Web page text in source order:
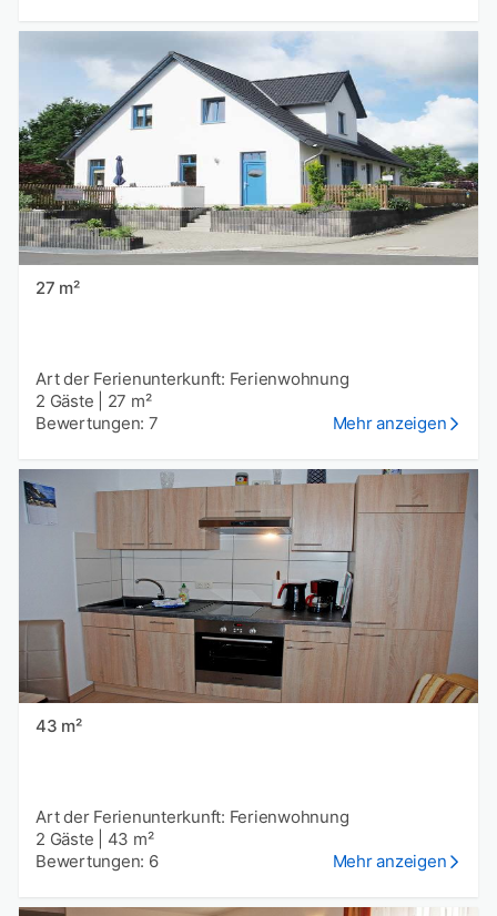
27 m²
Art der Ferienunterkunft: Ferienwohnung
2 Gäste
27 m²
Bewertungen: 7
Mehr anzeigen
43 m²
Art der Ferienunterkunft: Ferienwohnung
2 Gäste
43 m²
Bewertungen: 6
Mehr anzeigen